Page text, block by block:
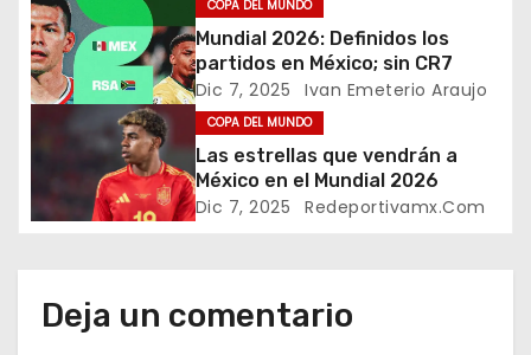
i
ó
n
d
e
n
COPA DEL MUNDO
Mundial 2026: Definidos los
partidos en México; sin CR7
Dic 7, 2025 Ivan Emeterio Araujo
COPA DEL MUNDO
Las estrellas que vendrán a
México en el Mundial 2026
Dic 7, 2025 Redeportivamx.com
Deja un comentario